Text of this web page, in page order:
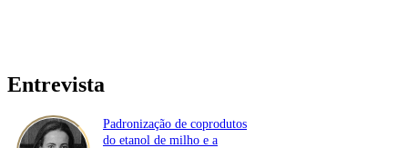
Entrevista
Padronização de coprodutos
do etanol de milho e a